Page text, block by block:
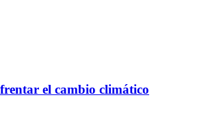
el cambio climático